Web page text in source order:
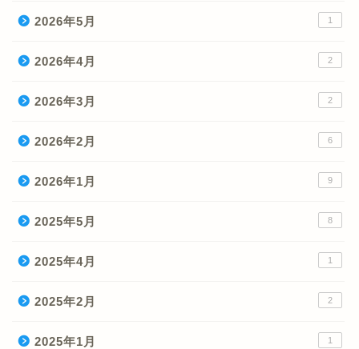
2026年5月 1
2026年4月 2
2026年3月 2
2026年2月 6
2026年1月 9
2025年5月 8
2025年4月 1
2025年2月 2
2025年1月 1